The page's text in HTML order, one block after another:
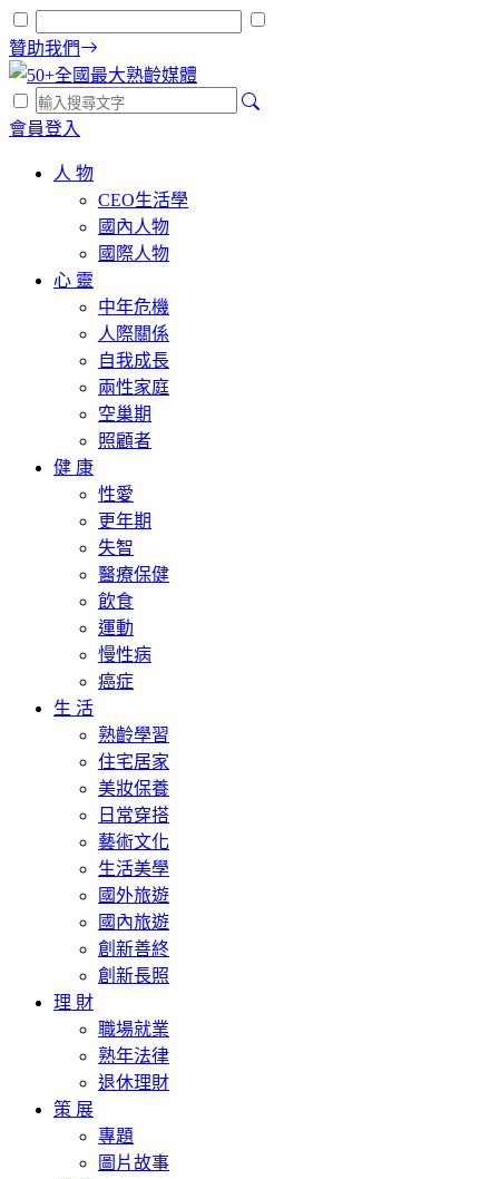
贊助我們
會員登入
人 物
CEO生活學
國內人物
國際人物
心 靈
中年危機
人際關係
自我成長
兩性家庭
空巢期
照顧者
健 康
性愛
更年期
失智
醫療保健
飲食
運動
慢性病
癌症
生 活
熟齡學習
住宅居家
美妝保養
日常穿搭
藝術文化
生活美學
國外旅遊
國內旅遊
創新善終
創新長照
理 財
職場就業
熟年法律
退休理財
策 展
專題
圖片故事